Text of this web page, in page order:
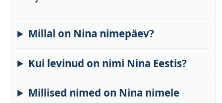
Millal on Nina nimepäev?
Kui levinud on nimi Nina Eestis?
Millised nimed on Nina nimele